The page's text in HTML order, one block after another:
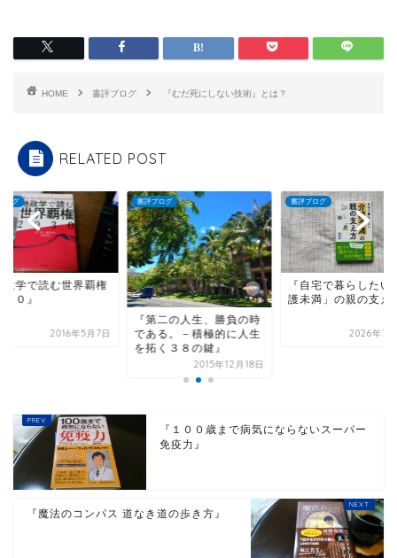
HOME 書評ブログ 『むだ死にしない技術』とは？
RELATED POST
ログ
る。－積極的に人生
書評ブログ
『自宅で暮らしたい「介
護未満」の親の支え方』
2026年7月25日
書評ブログ
『地政学で読む世界
２０３０』
2016年5
『１００歳まで病気にならないスーパー
免疫力』
『魔法のコンパス 道なき道の歩き方』